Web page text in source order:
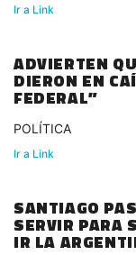
Ir a Link
ADVIERTEN
DIERON EN
FEDERAL”
POLÍTICA
Ir a Link
SANTIAGO
SERVIR PARA
IR LA